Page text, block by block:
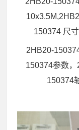
150374 尺
2HB20-
150374参数
150374